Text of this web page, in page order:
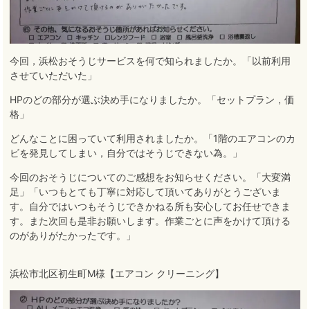
今回，浜松おそうじサービスを何で知られましたか。「以前利用
させていただいた」
HPのどの部分が選ぶ決め手になりましたか。「セットプラン，価
格」
どんなことに困っていて利用されましたか。「1階のエアコンのカ
ビを発見してしまい，自分ではそうじできない為。」
今回のおそうじについてのご感想をお知らせください。「大変満
足」「いつもとても丁寧に対応して頂いてありがとうございま
す。自分ではいつもそうじできかねる所も安心してお任せできま
す。また次回も是非お願いします。作業ごとに声をかけて頂ける
のがありがたかったです。」
浜松市北区初生町M様【エアコン クリーニング】